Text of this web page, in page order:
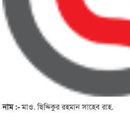
নাম :-মাও. ছিদ্দিকুর রহমান সাহেব রাহ.